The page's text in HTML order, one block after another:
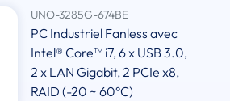
UNO-3285G-674BE
PC Industriel Fanless avec
Intel® Core™ i7, 6 x USB 3.0,
2 x LAN Gigabit, 2 PCIe x8,
RAID (-20 ~ 60°C)